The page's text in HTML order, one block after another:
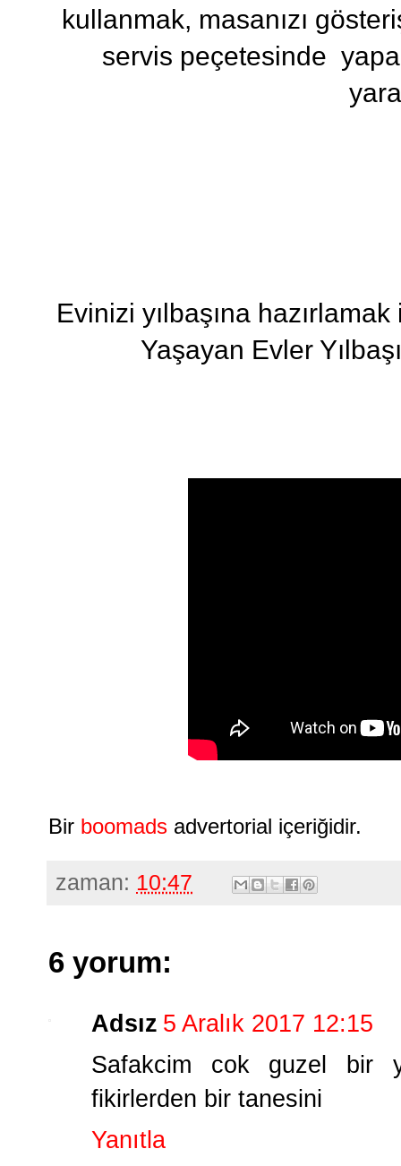
kullanmak, masanızı
servis peçetesinde
Evinizi yılbaşına
Yaşayan Evler
Bir boomads advertorial içeriğidir.
zaman: 10:47
6 yorum:
Adsız 5 Aralık 2017 12:15
Safakcim cok guzel bir
fikirlerden bir tanesini
Yanıtla